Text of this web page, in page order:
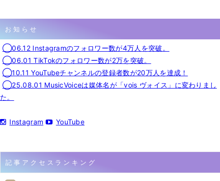
お知らせ
◯06.12 Instagramのフォロワー数が4万人を突破。
◯06.01 TikTokのフォロワー数が2万を突破。
◯10.11 YouTubeチャンネルの登録者数が20万人を達成！
◯25.08.01 MusicVoiceは媒体名が「vois ヴォイス」に変わりまし
た。
Instagram YouTube
記事アクセスランキング